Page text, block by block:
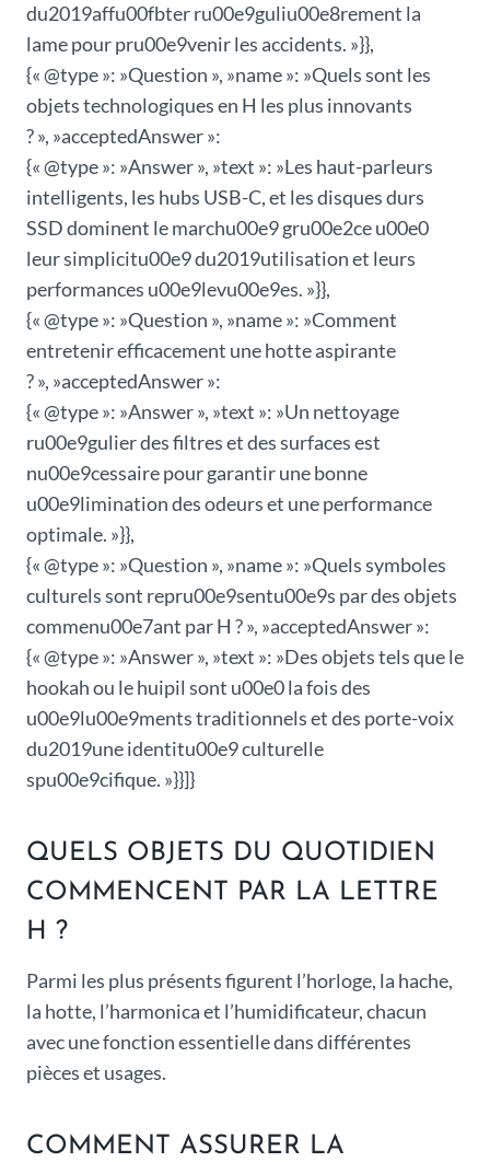
du2019affu00fbter ru00e9guliu00e8rement la
lame pour pru00e9venir les accidents. »}},
{« @type »: »Question », »name »: »Quels sont les
objets technologiques en H les plus innovants
? », »acceptedAnswer »:
{« @type »: »Answer », »text »: »Les haut-parleurs
intelligents, les hubs USB-C, et les disques durs
SSD dominent le marchu00e9 gru00e2ce u00e0
leur simplicitu00e9 du2019utilisation et leurs
performances u00e9levu00e9es. »}},
{« @type »: »Question », »name »: »Comment
entretenir efficacement une hotte aspirante
? », »acceptedAnswer »:
{« @type »: »Answer », »text »: »Un nettoyage
ru00e9gulier des filtres et des surfaces est
nu00e9cessaire pour garantir une bonne
u00e9limination des odeurs et une performance
optimale. »}},
{« @type »: »Question », »name »: »Quels symboles
culturels sont repru00e9sentu00e9s par des objets
commenu00e7ant par H ? », »acceptedAnswer »:
{« @type »: »Answer », »text »: »Des objets tels que le
hookah ou le huipil sont u00e0 la fois des
u00e9lu00e9ments traditionnels et des porte-voix
du2019une identitu00e9 culturelle
spu00e9cifique. »}}]}
QUELS OBJETS DU QUOTIDIEN
COMMENCENT PAR LA LETTRE
H ?
Parmi les plus présents figurent l’horloge, la hache,
la hotte, l’harmonica et l’humidificateur, chacun
avec une fonction essentielle dans différentes
pièces et usages.
COMMENT ASSURER LA